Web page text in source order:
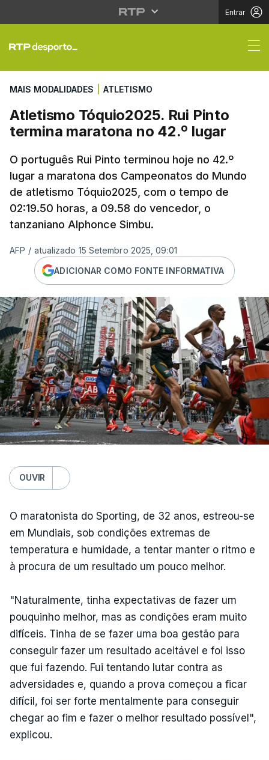
Entrar
Atletismo
MAIS MODALIDADES ATLETISMO
Atletismo Tóquio2025. Rui Pinto
termina maratona no 42.º lugar
O português Rui Pinto terminou hoje no 42.º
lugar a maratona dos Campeonatos do Mundo
de atletismo Tóquio2025, com o tempo de
02:19.50 horas, a 09.58 do vencedor, o
tanzaniano Alphonce Simbu.
AFP / atualizado 15 Setembro 2025, 09:01
ADICIONAR COMO FONTE INFORMATIVA
OUVIR
O maratonista do Sporting, de 32 anos, estreou-se
em Mundiais, sob condições extremas de
temperatura e humidade, a tentar manter o ritmo e
à procura de um resultado um pouco melhor.
"Naturalmente, tinha expectativas de fazer um
pouquinho melhor, mas as condições eram muito
difíceis. Tinha de se fazer uma boa gestão para
conseguir fazer um resultado aceitável e foi isso
que fui fazendo. Fui tentando lutar contra as
adversidades e, quando a prova começou a ficar
difícil, foi ser forte mentalmente para conseguir
chegar ao fim e fazer o melhor resultado possível",
explicou.